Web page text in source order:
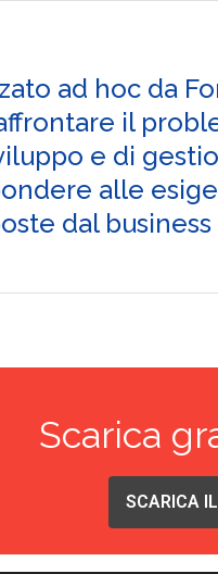
ad hoc da
il
e di
alle
dal business
Scarica
SCARICA